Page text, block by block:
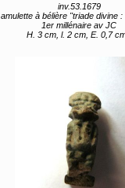
inv.53.1679
amulette à bélière "triade divine : Horus entre Isis
1er millénaire av JC
H. 3 cm, l. 2 cm, E. 0,7